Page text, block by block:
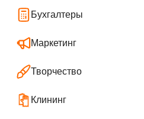
Бухгалтеры
Маркетинг
Творчество
Клининг